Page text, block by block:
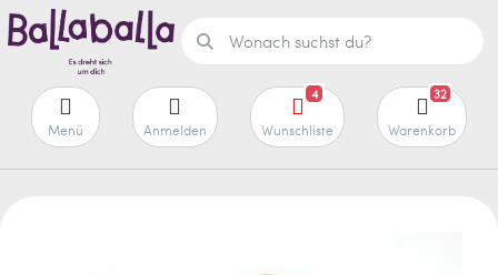
Menü Anmelden
4
Wunschliste
32
Warenkorb